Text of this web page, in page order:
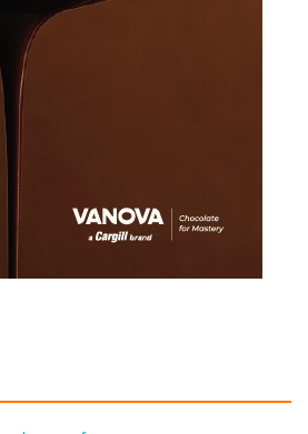
paylaşım sofrası